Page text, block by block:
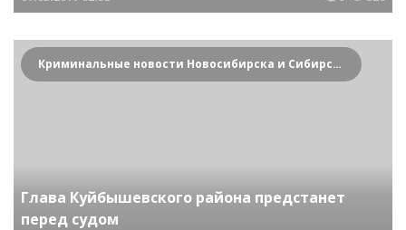
Криминальные новости Новосибирска и Сибирского региона
Глава Куйбышевского района предстанет
перед судом